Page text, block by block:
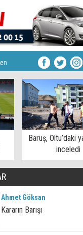
Baruş, Oltu’daki
inceledi
Ahmet Göksan
Kararın Barışı